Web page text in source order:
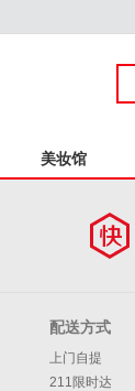
美妆馆
配送方式
上门自提
211限时达